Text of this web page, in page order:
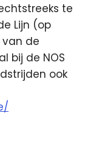
te
Lijn (op
van de
bij de NOS
ook